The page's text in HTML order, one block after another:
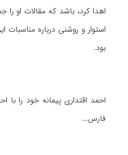
اهدا کرد، باشد که مقالات او
استوار و روشنی درباره
بود.
احمد اقتداری پیمانه خود را
فارس...